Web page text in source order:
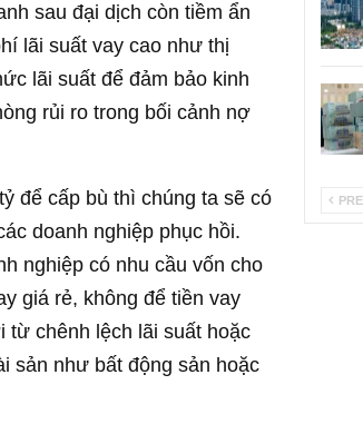
sau đại dịch còn tiềm ẩn
lãi suất vay cao như thị
lãi suất để đảm bảo kinh
rủi ro trong bối cảnh nợ
để cấp bù thì chúng ta sẽ có
doanh nghiệp phục hồi.
nghiệp có nhu cầu vốn cho
giá rẻ, không để tiền vay
từ chênh lệch lãi suất hoặc
sản như bất động sản hoặc